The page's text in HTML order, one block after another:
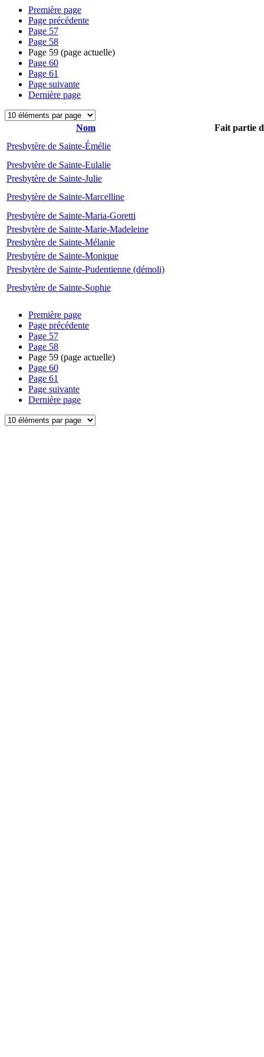
Première page
Page précédente
Page 57
Page 58
Page 59 (page actuelle)
Page 60
Page 61
Page suivante
Dernière page
Nom
Fait partie
Presbytère de Sainte-Émélie
Presbytère de Sainte-Eulalie
Presbytère de Sainte-Julie
Presbytère de Sainte-Marcelline
Presbytère de Sainte-Maria-Goretti
Presbytère de Sainte-Marie-Madeleine
Presbytère de Sainte-Mélanie
Presbytère de Sainte-Monique
Presbytère de Sainte-Pudentienne (démoli)
Presbytère de Sainte-Sophie
Première page
Page précédente
Page 57
Page 58
Page 59 (page actuelle)
Page 60
Page 61
Page suivante
Dernière page